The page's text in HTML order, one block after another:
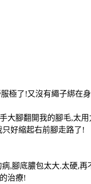
極了!又沒有繩子綁在
大腳翻開我的腳毛,太
好縮起右前腳走路了!
,腳底膿包太大.太硬,再
治療!